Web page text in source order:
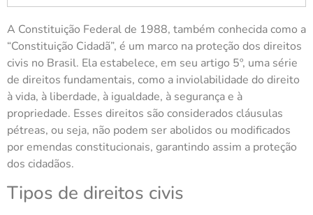
A Constituição Federal de 1988, também conhecida como a
“Constituição Cidadã”, é um marco na proteção dos direitos
civis no Brasil. Ela estabelece, em seu artigo 5º, uma série
de direitos fundamentais, como a inviolabilidade do direito
à vida, à liberdade, à igualdade, à segurança e à
propriedade. Esses direitos são considerados cláusulas
pétreas, ou seja, não podem ser abolidos ou modificados
por emendas constitucionais, garantindo assim a proteção
dos cidadãos.
Tipos de direitos civis